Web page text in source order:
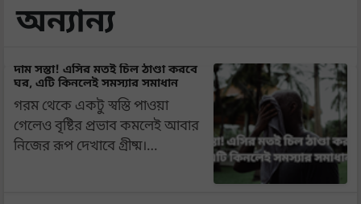
অন্যান্য
দাম সস্তা! এসির মতই চিল ঠাণ্ডা করবে
ঘর, এটি কিনলেই সমস্যার সমাধান
গরম থেকে একটু স্বস্তি পাওয়া
গেলেও বৃষ্টির প্রভাব কমলেই আবার
নিজের রূপ দেখাবে গ্রীষ্ম।…